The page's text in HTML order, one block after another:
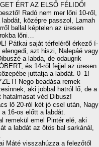
ÉRT AZ ELSŐ FÉLIDŐ!
Radó nem mer lőni 10-ről,
középre passzol, Lamah
ballal képtelen az üresen
lőni…
Pátkai saját térfeléről érkező í­
azt hiszi, Nalepáé vagy
a labda, de odaugrik
és 14-ről fejjel az üresen
juttatja a labdát. 0–1!
Nego beadása remek
aki jobbal hatról lő, de a
hatalmasat véd Dibusz!
lő 20-ról két jó csel után, Nagy
16-os előtt a labdát.
remekül emel Pintér elé, aki
a labdát az ötös bal sarkánál,
Máté visszahúzza a felezőtől